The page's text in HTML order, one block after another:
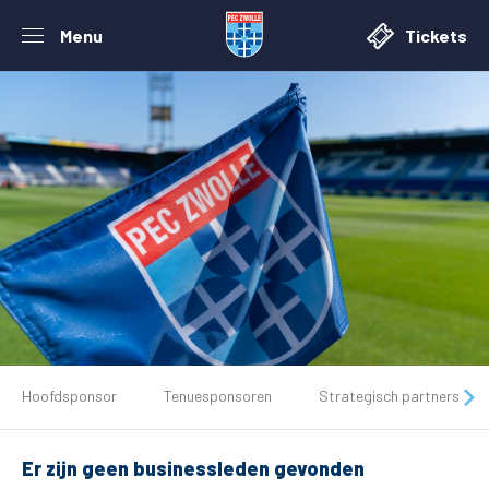
Menu Tickets
Tickets
Matchdays
Hoofdsponsor Tenuesponsoren Strategisch partners
Er zijn geen businessleden gevonden